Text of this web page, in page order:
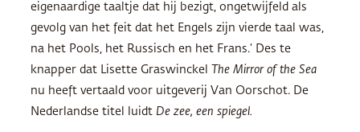
eigenaardige taaltje dat hij bezigt, ongetwijfeld als
gevolg van het feit dat het Engels zijn vierde taal was,
na het Pools, het Russisch en het Frans.’ Des te
knapper dat Lisette Graswinckel
The Mirror of the Sea
nu heeft vertaald voor uitgeverij Van Oorschot. De
Nederlandse titel luidt De zee, een spiegel.